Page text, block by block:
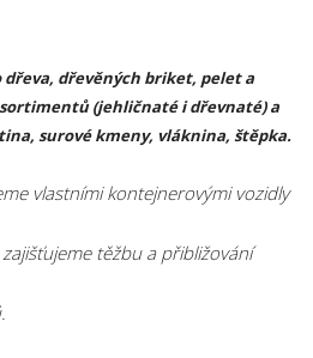
dřeva, dřevěných briket, pelet a
(jehličnaté i dřevnaté) a
surové kmeny, vláknina, štěpka.
vlastními kontejnerovými vozidly
těžbu a přibližování